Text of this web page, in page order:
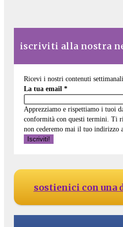
iscriviti alla nostra
Ricevi i nostri contenuti settimanali
La tua email *
Apprezziamo e rispettiamo i tuoi
conformità con questi termini. Ti
non cederemo mai il tuo indirizzo
sostienici con una